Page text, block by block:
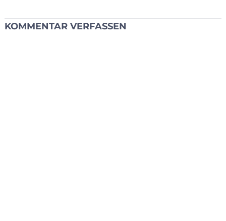
KOMMENTAR VERFASSEN